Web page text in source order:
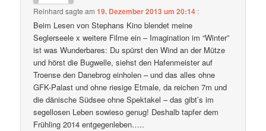
Reinhard sagte am19. Dezember 2013 um 20:14 :
Beim Lesen von Stephans Kino blendet meine
Seglerseele x weitere Filme ein – Imagination im “Winter”
ist was Wunderbares: Du spürst den Wind an der Mütze
und hörst die Bugwelle, siehst den Hafenmeister auf
Troense den Danebrog einholen – und das alles ohne
GFK-Palast und ohne riesige Etmale, da reichen 7m und
die dänische Südsee ohne Spektakel – das gibt’s im
segellosen Leben sowieso genug! Deshalb tapfer dem
Frühling 2014 entgegenleben…..